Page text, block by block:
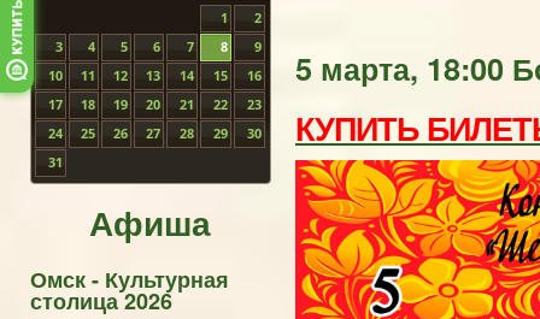
1
2
3
4 5 6 7 8
9
10
11 12 13 14 15
16
17
18 19 20 21 22
23
24
25 26 27 28 29
30
31
Афиша
Омск - Культурная
столица 2026
5 марта, 18:00
КУПИТЬ